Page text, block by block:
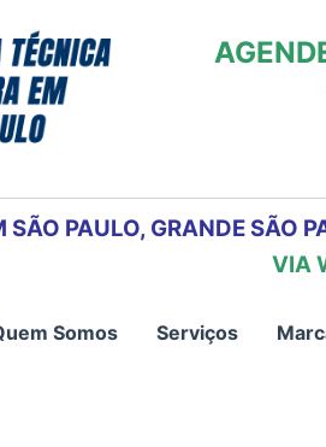
SÃO PAULO, GRANDE SÃO
VIA
Somos Serviços